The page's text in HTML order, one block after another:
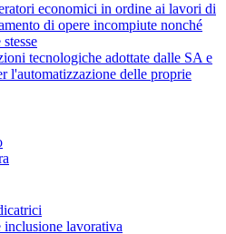
economici in ordine ai lavori di
di opere incompiute nonché
tecnologiche adottate dalle SA e
l'automatizzazione delle proprie
inclusione lavorativa